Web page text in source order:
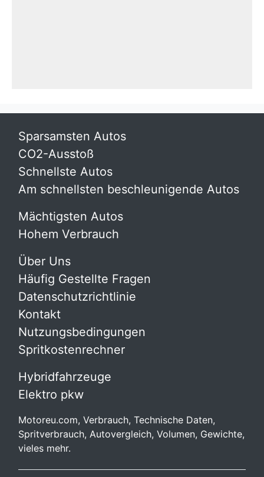
Sparsamsten Autos
CO2-Ausstoß
Schnellste Autos
Am schnellsten beschleunigende Autos
Mächtigsten Autos
Hohem Verbrauch
Über Uns
Häufig Gestellte Fragen
Datenschutzrichtlinie
Kontakt
Nutzungsbedingungen
Spritkostenrechner
Hybridfahrzeuge
Elektro pkw
Motoreu.com, Verbrauch, Technische Daten,
Spritverbrauch, Autovergleich, Volumen, Gewichte,
vieles mehr.